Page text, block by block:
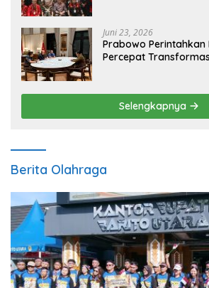
Juni 23, 2026
Prabowo
Percepat
Selengkapnya
Berita Olahraga